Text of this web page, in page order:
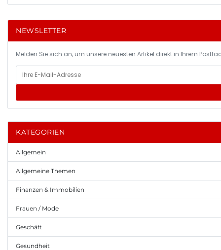
NEWSLETTER
Melden Sie sich an, um unsere neuesten Artikel direkt in Ihrem
KATEGORIEN
Allgemein
Allgemeine Themen
Finanzen & Immobilien
Frauen / Mode
Geschäft
Gesundheit